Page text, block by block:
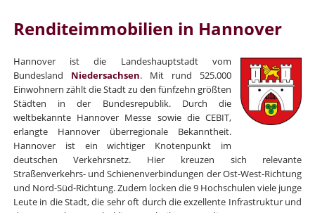
Renditeimmobilien in Hannover
Hannover ist die Landeshauptstadt vom
Bundesland Niedersachsen. Mit rund 525.000
Einwohnern zählt die Stadt zu den fünfzehn größten
Städten in der Bundesrepublik. Durch die
weltbekannte Hannover Messe sowie die CEBIT,
erlangte Hannover überregionale Bekanntheit.
Hannover ist ein wichtiger Knotenpunkt im
deutschen Verkehrsnetz. Hier kreuzen sich relevante
Straßenverkehrs- und Schienenverbindungen der Ost-West-Richtung
und Nord-Süd-Richtung. Zudem locken die 9 Hochschulen viele junge
Leute in die Stadt, die sehr oft durch die exzellente Infrastruktur und